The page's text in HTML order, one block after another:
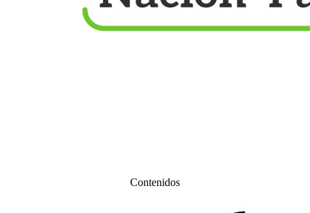
Contenidos